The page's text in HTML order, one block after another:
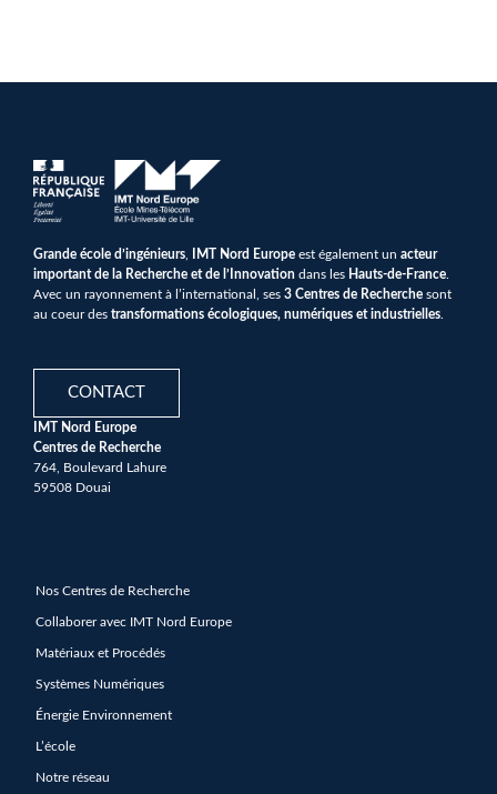
Grande école d’ingénieurs IMT Nord Europe est également un acteur
important de la Recherche et de l’Innovation dans les Hauts-de-France
Avec un rayonnement à l’international, ses 3 Centres de Recherche sont
au coeur des transformations écologiques, numériques et industrielles
CONTACT
IMT Nord Europe
Centres de Recherche
764, Boulevard Lahure
59508 Douai
Nos Centres de Recherche
Collaborer avec IMT Nord Europe
Matériaux et Procédés
Systèmes Numériques
Énergie Environnement
L’école
Notre réseau